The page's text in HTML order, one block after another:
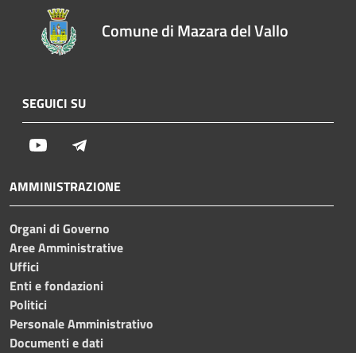
Comune di Mazara del Vallo
SEGUICI SU
Youtube
AMMINISTRAZIONE
Organi di Governo
Aree Amministrative
Uffici
Enti e fondazioni
Politici
Personale Amministrativo
Documenti e dati